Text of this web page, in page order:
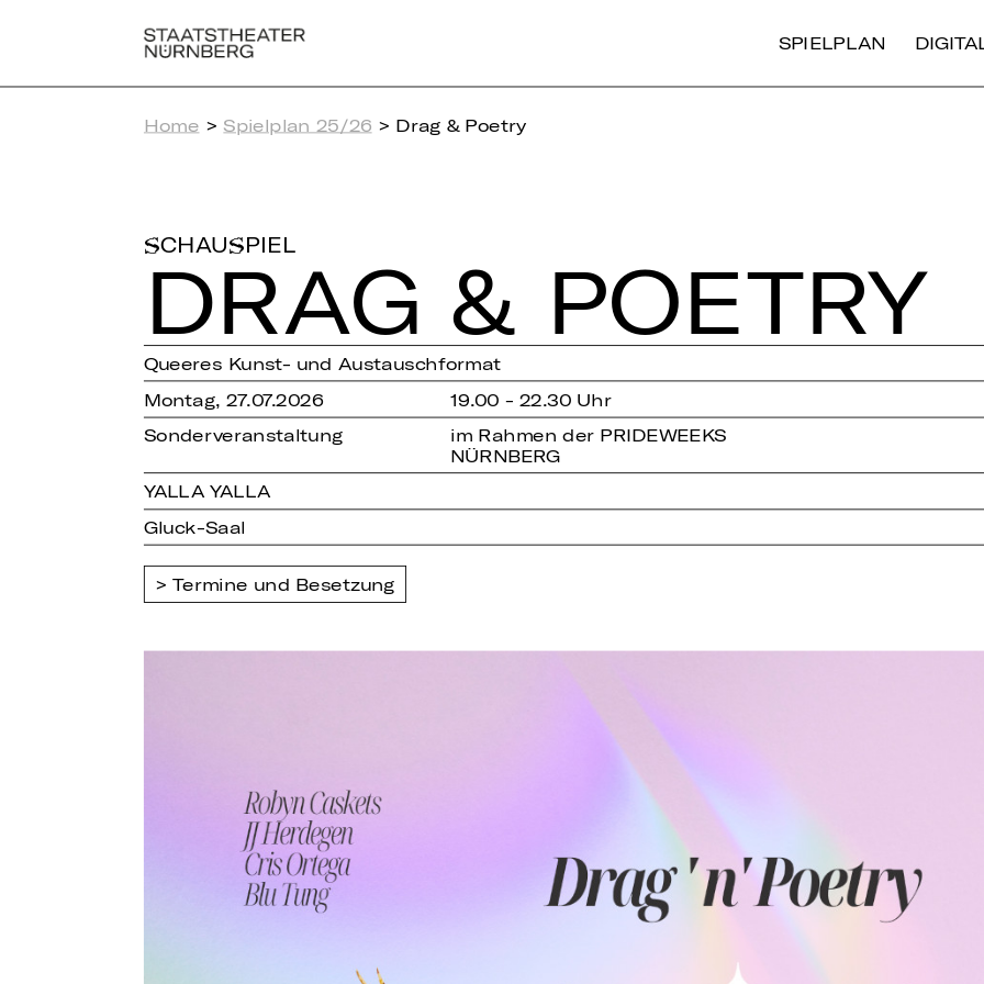
SPIELPLAN
Home > Spielplan 25/26 > Drag & Poetry
SCHAUSPIEL
DRAG & POETRY
Queeres Kunst- und Austauschformat
Montag, 27.07.2026
19.00 - 22.30 Uhr
Sonderveranstaltung
im Rahmen der PRIDEWEEKS
NÜRNBERG
YALLA YALLA
Gluck-Saal
Termine und Besetzung